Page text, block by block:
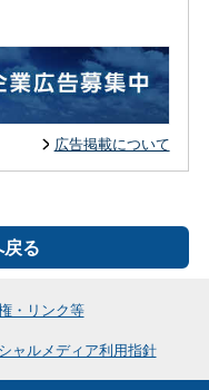
広告掲載について
る
・リンク等
ャルメディア利用指針